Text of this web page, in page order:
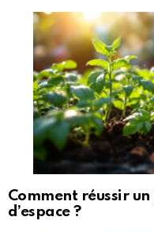
Comment réussir
d’espace ?